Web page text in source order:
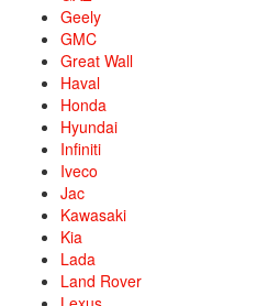
Geely
GMC
Great Wall
Haval
Honda
Hyundai
Infiniti
Iveco
Jac
Kawasaki
Kia
Lada
Land Rover